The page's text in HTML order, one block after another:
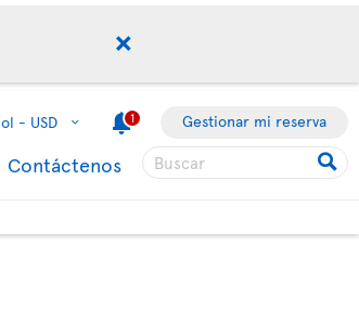
- USD 1 Gestionar mi reserva
Contáctenos